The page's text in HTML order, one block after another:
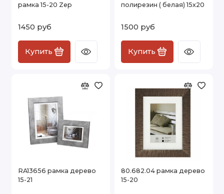
рамка 15-20 Zep
1450 руб
Купить
полирезин ( белая) 15х20
1500 руб
Купить
RA13656 рамка дерево
15-21
80.682.04 рамка дерево
15-20